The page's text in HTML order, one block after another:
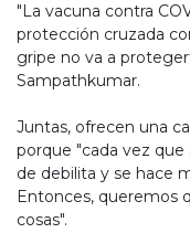
"La vacuna contra
protección cruzada
gripe no va a
Sampathkumar.
Juntas, ofrecen una
porque "cada vez
de debilita y se hace
Entonces, queremos
cosas".